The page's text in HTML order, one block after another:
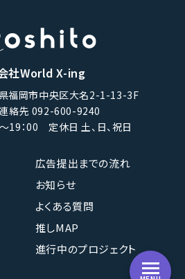
社World X-ing
福岡市中央区大名2-1-13-3F
絡先 092-600-9240
19：00 定休日 土、日、祝日
広告提出までの流れ
お知らせ
よくある質問
推しMAP
進行中のプロジェクト